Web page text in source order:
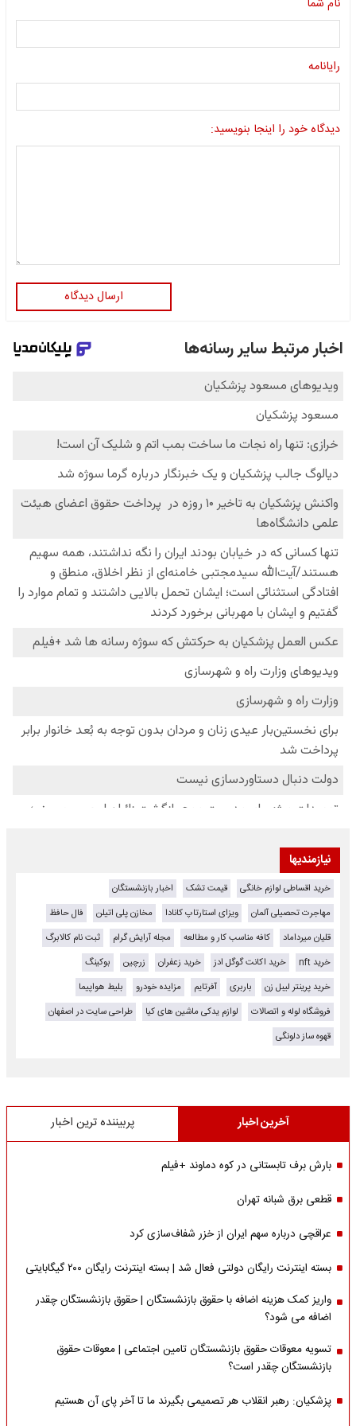
نام شما
رایانامه
دیدگاه خود را اینجا بنویسید:
ارسال دیدگاه
نیازمندیها
خرید اقساطی لوازم خانگی قیمت تشک
اخبار بازنشستگان
مهاجرت تحصیلی آلمان
ویزای استارتاپ کانادا مخازن پلی اتیلن
فال حافظ
قلیان میرداماد
کافه مناسب کار و مطالعه مجله آرایش گرام
ثبت نام کالابرگ
خرید nft
خرید اکانت گوگل ادز خرید زعفران زرچین
بوکینگ
خرید پرینتر لیبل زن
باربری آفرتایم مزایده خودرو
بلیط هواپیما
فروشگاه لوله و اتصالات
لوازم یدکی ماشین های کیا
طراحی سایت در اصفهان
قهوه ساز دلونگی
آخرین اخبار پربیننده ترین اخبار
بارش برف تابستانی در کوه دماوند +فیلم
قطعی برق شبانه تهران
عراقچی درباره سهم ایران از خزر شفاف‌سازی کرد
بسته اینترنت رایگان دولتی فعال شد | بسته اینترنت رایگان ۲۰۰ گیگابایتی
واریز کمک هزینه اضافه با حقوق بازنشستگان | حقوق بازنشستگان چقدر
اضافه می شود؟
تسویه معوقات حقوق بازنشستگان تامین اجتماعی | معوقات حقوق
بازنشستگان چقدر است؟
پزشکیان: رهبر انقلاب هر تصمیمی بگیرند ما تا آخر پای آن هستیم